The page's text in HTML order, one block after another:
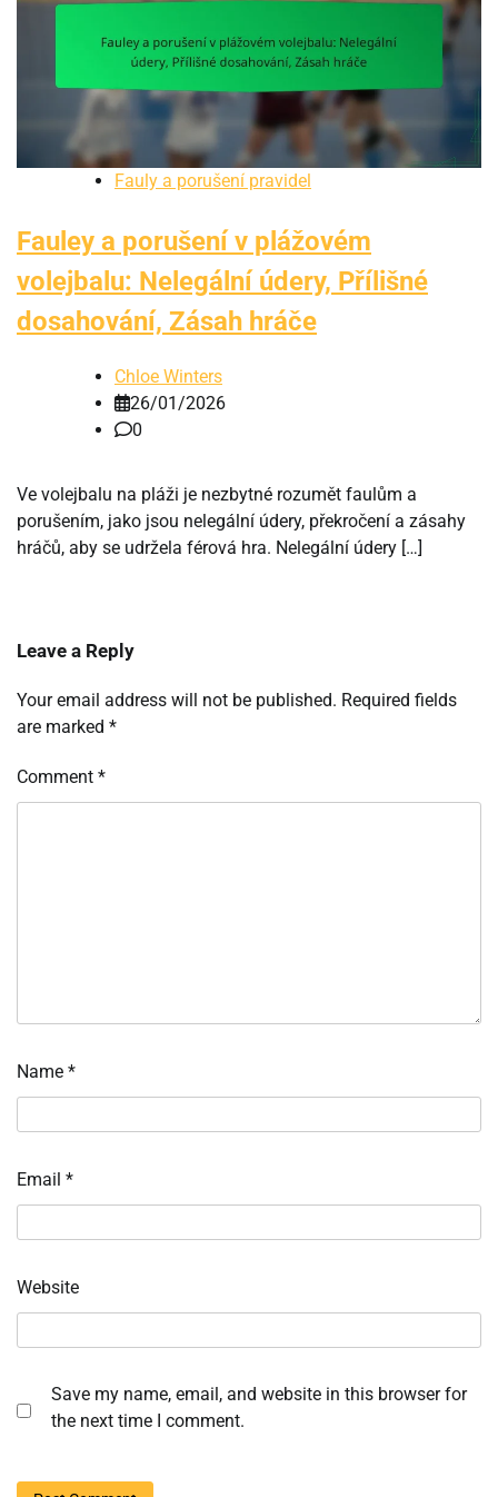
Fauly a porušení pravidel
Fauley a porušení v plážovém
volejbalu: Nelegální údery, Přílišné
dosahování, Zásah hráče
Chloe Winters
26/01/2026
0
Ve volejbalu na pláži je nezbytné rozumět faulům a
porušením, jako jsou nelegální údery, překročení a zásahy
hráčů, aby se udržela férová hra. Nelegální údery […]
Leave a Reply
Your email address will not be published. Required fields
are marked *
Comment *
Name *
Email *
Website
Save my name, email, and website in this browser for
the next time I comment.